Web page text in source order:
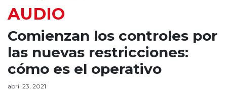
AUDIO
Comienzan los controles por
las nuevas restricciones:
cómo es el operativo
abril 23, 2021